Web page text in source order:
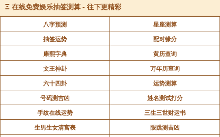
Ξ 在线免费娱乐抽签测算 - 往下更精彩
八字预测
星座测算
抽签运势
配对缘分
康熙字典
黄历查询
文王神卦
万年历查询
六十四卦
运势测算
号码测吉凶
姓名测试打分
手纹在线运势
三生三世财运书
生男生女清宫表
眼跳测吉凶